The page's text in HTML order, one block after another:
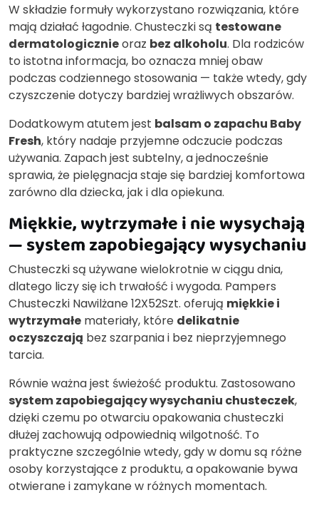
W składzie formuły wykorzystano rozwiązania, które
mają działać łagodnie. Chusteczki są testowane
dermatologicznieoraz bez alkoholu. Dla rodziców
to istotna informacja, bo oznacza mniej obaw
podczas codziennego stosowania — także wtedy, gdy
czyszczenie dotyczy bardziej wrażliwych obszarów.
Dodatkowym atutem jest balsam o zapachu Baby
Fresh, który nadaje przyjemne odczucie podczas
używania. Zapach jest subtelny, a jednocześnie
sprawia, że pielęgnacja staje się bardziej komfortowa
zarówno dla dziecka, jak i dla opiekuna.
Miękkie, wytrzymałe i nie wysychają
— system zapobiegający wysychaniu
Chusteczki są używane wielokrotnie w ciągu dnia,
dlatego liczy się ich trwałość i wygoda. Pampers
Chusteczki Nawilżane 12X52Szt. oferują miękkie i
wytrzymałe materiały, które delikatnie
oczyszczają bez szarpania i bez nieprzyjemnego
tarcia.
Równie ważna jest świeżość produktu. Zastosowano
system zapobiegający wysychaniu chusteczek,
dzięki czemu po otwarciu opakowania chusteczki
dłużej zachowują odpowiednią wilgotność. To
praktyczne szczególnie wtedy, gdy w domu są różne
osoby korzystające z produktu, a opakowanie bywa
otwierane i zamykane w różnych momentach.